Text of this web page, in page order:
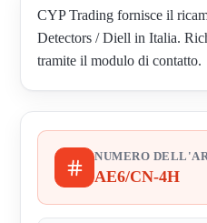
CYP Trading fornisce il
Detectors / Diell in Italia.
tramite il modulo di contatto.
NUMERO
AE6/CN-4H